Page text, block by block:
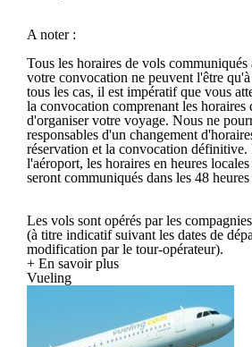
A noter :
Tous les horaires de vols
votre convocation ne peuvent l'être
tous les cas, il est impératif que vous
la convocation comprenant les horaires
d'organiser votre voyage. Nous ne
responsables d'un changement
réservation et la convocation définitive.
l'aéroport, les horaires en heures
seront communiqués dans les 48
Les vols sont opérés par les
(à titre indicatif suivant les dates de
modification par le tour-opérateur).
+ En savoir plus
Vueling